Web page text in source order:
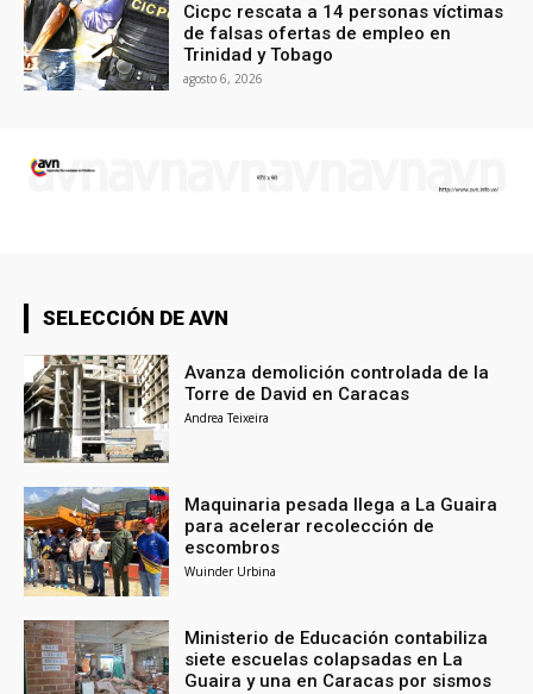
Cicpc rescata a 14 personas víctimas
de falsas ofertas de empleo en
Trinidad y Tobago
agosto 6, 2026
SELECCIÓN DE AVN
Avanza demolición controlada de la
Torre de David en Caracas
Andrea Teixeira
Maquinaria pesada llega a La Guaira
para acelerar recolección de
escombros
Wuinder Urbina
Ministerio de Educación contabiliza
siete escuelas colapsadas en La
Guaira y una en Caracas por sismos